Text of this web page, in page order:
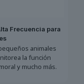
Frecuencia para
animales
la función
y mucho más.